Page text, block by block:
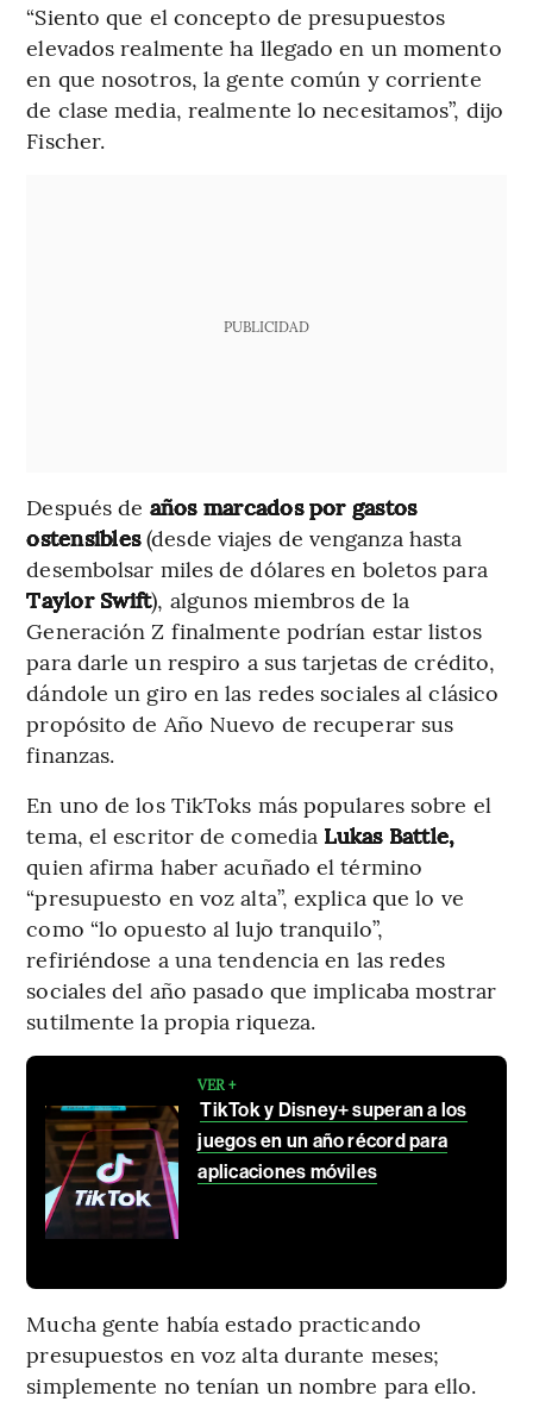
“Siento que el concepto de presupuestos
elevados realmente ha llegado en un momento
en que nosotros, la gente común y corriente
de clase media, realmente lo necesitamos”, dijo
Fischer.
PUBLICIDAD
Después de años marcados por gastos
ostensibles(desde viajes de venganza hasta
desembolsar miles de dólares en boletos para
Taylor Swift), algunos miembros de la
Generación Z finalmente podrían estar listos
para darle un respiro a sus tarjetas de crédito,
dándole un giro en las redes sociales al clásico
propósito de Año Nuevo de recuperar sus
finanzas.
En uno de los TikToks más populares sobre el
tema, el escritor de comedia Lukas Battle,
quien afirma haber acuñado el término
“presupuesto en voz alta”, explica que lo ve
como “lo opuesto al lujo tranquilo”,
refiriéndose a una tendencia en las redes
sociales del año pasado que implicaba mostrar
sutilmente la propia riqueza.
VER +
TikTok y Disney+ superan a los
juegos en un año récord para
aplicaciones móviles
Mucha gente había estado practicando
presupuestos en voz alta durante meses;
simplemente no tenían un nombre para ello.